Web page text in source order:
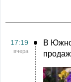
17:19
вчера
В